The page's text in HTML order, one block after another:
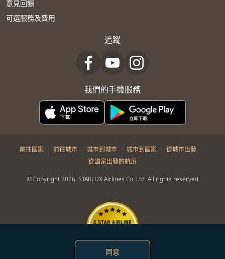
同意
意見回饋
可選服務及費用
追蹤
我們的手機服務
前往國家 | 前往城市 | 城市到城市 | 城市到國家 | 從城市出發 |
從國家出發的航班
© Copyright 2026. STARLUX Airlines Co. Ltd. All rights reserved